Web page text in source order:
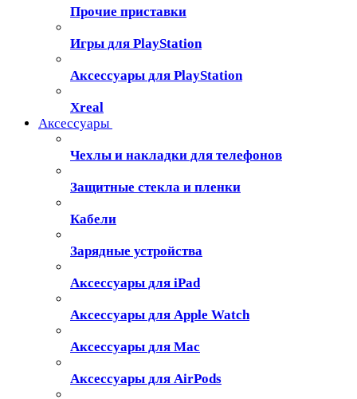
Прочие приставки
Игры для PlayStation
Аксессуары для PlayStation
Xreal
Аксессуары
Чехлы и накладки для телефонов
Защитные стекла и пленки
Кабели
Зарядные устройства
Аксессуары для iPad
Аксессуары для Apple Watch
Аксессуары для Mac
Аксессуары для AirPods